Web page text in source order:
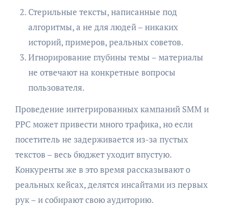
Стерильные тексты, написанные под
алгоритмы, а не для людей – никаких
историй, примеров, реальных советов.
Игнорирование глубины темы – материалы
не отвечают на конкретные вопросы
пользователя.
Проведение интегрированных кампаний SMM и
PPC может привести много трафика, но если
посетитель не задерживается из-за пустых
текстов – весь бюджет уходит впустую.
Конкуренты же в это время рассказывают о
реальных кейсах, делятся инсайтами из первых
рук – и собирают свою аудиторию.